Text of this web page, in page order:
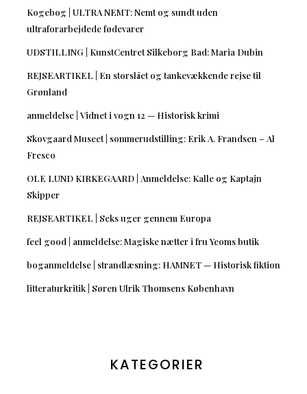
Kogebog | ULTRA NEMT: Nemt og sundt uden
ultraforarbejdede fødevarer
UDSTILLING | KunstCentret Silkeborg Bad: Maria Dubin
REJSEARTIKEL | En storslået og tankevækkende rejse til
Grønland
anmeldelse | Vidnet i vogn 12 — Historisk krimi
Skovgaard Museet | sommerudstilling: Erik A. Frandsen – Al
Fresco
OLE LUND KIRKEGAARD | Anmeldelse: Kalle og Kaptajn
Skipper
REJSEARTIKEL | Seks uger gennem Europa
feel good | anmeldelse: Magiske nætter i fru Yeoms butik
boganmeldelse | strandlæsning: HAMNET — Historisk fiktion
litteraturkritik | Søren Ulrik Thomsens København
KATEGORIER